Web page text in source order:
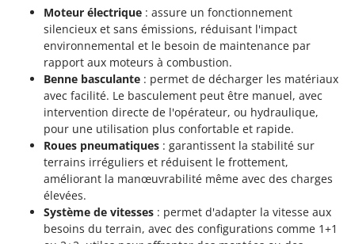
Vesco
Volpi
Waldner
Weber
WIDU
Wiper EcoRobot
Wolf Garten
Wortex
Worx
Moteur électrique : assure un fonctionnement
silencieux et sans émissions, réduisant l'impact
environnemental et le besoin de maintenance par
rapport aux moteurs à combustion.
Benne basculante : permet de décharger les matériaux
avec facilité. Le basculement peut être manuel, avec
intervention directe de l'opérateur, ou hydraulique,
pour une utilisation plus confortable et rapide.
Roues pneumatiques : garantissent la stabilité sur
terrains irréguliers et réduisent le frottement,
améliorant la manœuvrabilité même avec des charges
élevées.
Système de vitesses : permet d'adapter la vitesse aux
besoins du terrain, avec des configurations comme 1+1